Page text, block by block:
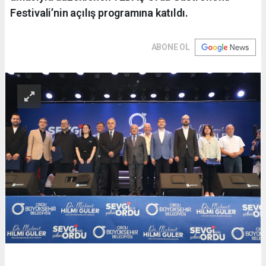
Festivali’nin açılış programına katıldı.
ABONE OL